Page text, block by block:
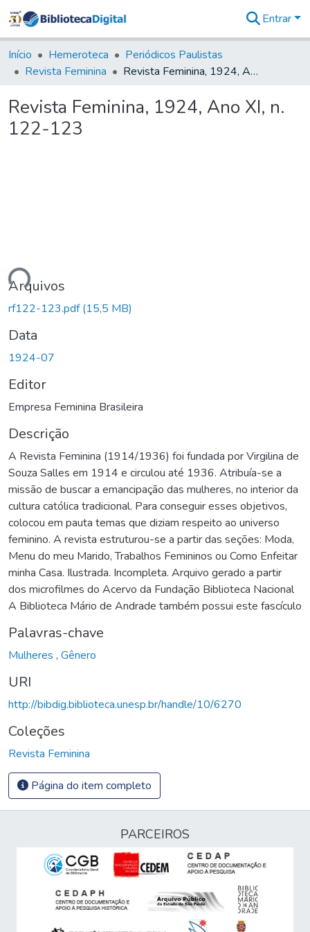
&
Coleções
Tudo na
Digital
Entrar
Início Hemeroteca
Periódicos Paulistas
Revista Feminina
Revista Feminina, 1924, Ano XI, n. 122-123
Revista Feminina, 1924, Ano XI, n.
122-123
Arquivos
rf122-123.pdf(15,5 MB)
Data
1924-07
Editor
Empresa Feminina Brasileira
Descrição
A Revista Feminina (1914/1936) foi fundada por Virgilina de
Souza Salles em 1914 e circulou até 1936. Atribuía-se a
missão de buscar a emancipação das mulheres, no interior da
cultura católica tradicional. Para conseguir esses objetivos,
colocou em pauta temas que diziam respeito ao universo
feminino. A revista estruturou-se a partir das seções: Moda,
Menu do meu Marido, Trabalhos Femininos ou Como Enfeitar
minha Casa. Ilustrada. Incompleta. Arquivo gerado a partir
dos microfilmes do Acervo da Fundação Biblioteca Nacional
A Biblioteca Mário de Andrade também possui este fascículo
Palavras-chave
Mulheres , Gênero
URI
http://bibdig.biblioteca.unesp.br/handle/10/6270
Coleções
Revista Feminina
Página do item completo
PARCEIROS